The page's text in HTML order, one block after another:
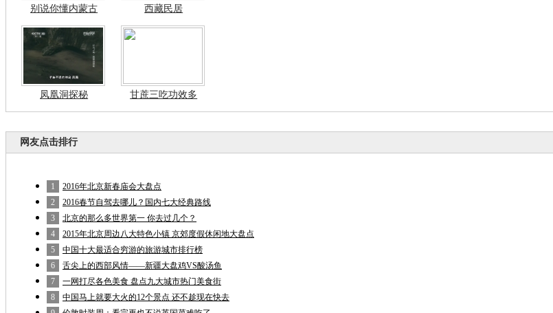
别说你懂内蒙古 西藏民居
凤凰洞探秘 甘蔗三吃功效多
网友点击排行
1
2016年北京新春庙会大盘点
2
2016春节自驾去哪儿？国内七大经典路线
3
北京的那么多世界第一 你去过几个？
4
2015年北京周边八大特色小镇 京郊度假休闲地大盘点
5
中国十大最适合穷游的旅游城市排行榜
6
舌尖上的西部风情——新疆大盘鸡VS酸汤鱼
7
一网打尽各色美食 盘点九大城市热门美食街
8
中国马上就要大火的12个景点 还不趁现在快去